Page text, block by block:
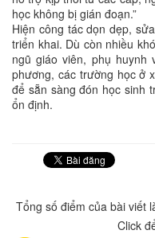
học không bị gián đoạn.”
Hiện công tác dọn dẹp,
triển khai. Dù còn nhiều
ngũ giáo viên, phụ huynh
phương, các trường học ở
để sẵn sàng đón học sinh
ổn định.
Tổng số điểm của bài viết
Click